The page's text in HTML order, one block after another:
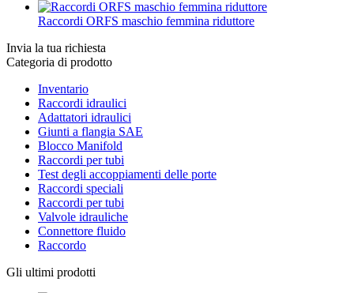
Raccordi ORFS maschio femmina riduttore
Invia la tua richiesta
Categoria di prodotto
Inventario
Raccordi idraulici
Adattatori idraulici
Giunti a flangia SAE
Blocco Manifold
Raccordi per tubi
Test degli accoppiamenti delle porte
Raccordi speciali
Raccordi per tubi
Valvole idrauliche
Connettore fluido
Raccordo
Gli ultimi prodotti